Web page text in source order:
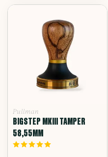
Pullman
BIGSTEP MKIII TAMPER
58,55MM